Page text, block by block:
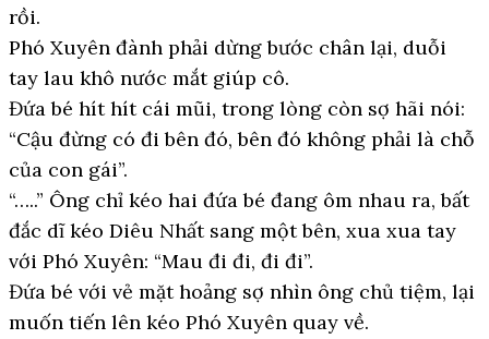
rồi.
Phó Xuyên đành phải dừng bước chân lại, duỗi
tay lau khô nước mắt giúp cô.
Đứa bé hít hít cái mũi, trong lòng còn sợ hãi nói:
“Cậu đừng có đi bên đó, bên đó không phải là chỗ
của con gái”.
“…..” Ông chỉ kéo hai đứa bé đang ôm nhau ra, bất
đắc dĩ kéo Diêu Nhất sang một bên, xua xua tay
với Phó Xuyên: “Mau đi đi, đi đi”.
Đứa bé với vẻ mặt hoảng sợ nhìn ông chủ tiệm, lại
muốn tiến lên kéo Phó Xuyên quay về.